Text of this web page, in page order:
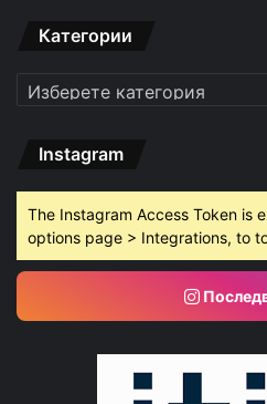
Категории
Категории
Instagram
The Instagram Access Token is
options page > Integrations, to